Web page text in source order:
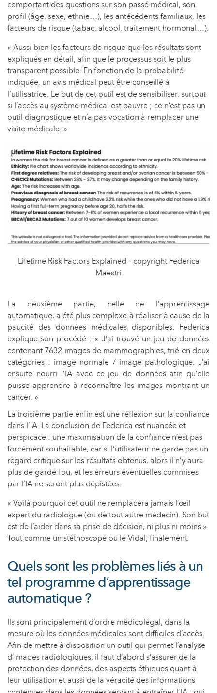
comportant des questions sur son passé médical, son
profil (âge, sexe, ethnie…), les antécédents familiaux, les
facteurs de risque (tabac, alcool, traitement hormonal…).
« Aussi bien les facteurs de risque que les résultats sont
expliqués en détail, afin que le processus soit le plus
transparent possible. En fonction de la probabilité
indiquée, un avis médical peut être conseillé à
l’utilisatrice. Le but de cet outil est de sensibiliser, surtout
si l’accès au système médical est pauvre ; ce n’est pas un
outil diagnostique et n’a pas vocation à remplacer une
visite médicale. »
Lifetime Risk Factors Explained – copyright Federica
Maestri
La deuxième partie, celle de l’apprentissage
automatique, a été plus complexe à réaliser à cause de la
paucité des données médicales disponibles. Federica
explique son procédé : « J’ai trouvé un jeu de données
contenant 7632 images de mammographies, trié en deux
catégories : image normale / image pathologique. J’ai
ensuite nourri l’IA avec ce jeu de données afin qu’elle
puisse apprendre à reconnaître les images montrant un
cancer. »
La troisième partie enfin est une réflexion sur la confiance
dans l’IA. La conclusion de Federica est nuancée et
perspicace : une maximisation de la confiance n’est pas
forcément souhaitable, car si l’utilisateur ne garde pas un
regard critique sur les résultats obtenus, alors il n’y aura
plus de garde-fou, et les erreurs éventuelles commises
par l’IA ne seront plus dépistées.
« Voilà pourquoi cet outil ne remplacera jamais l’œil
expert du radiologue (ou de tout autre médecin). Son but
est de l’aider dans sa prise de décision, ni plus ni moins ».
Tout comme un stéthoscope ou le Vidal, finalement.
Quels sont les problèmes liés à un
tel programme d’apprentissage
automatique ?
Ils sont principalement d’ordre médicolégal, dans la
mesure où les données médicales sont difficiles d’accès.
Afin de mettre à disposition un outil qui permet l’analyse
d’images radiologiques, il faut d’abord s’assurer de la
protection des données, des aspects éthiques quant à
leur utilisation et aussi de la véracité des informations